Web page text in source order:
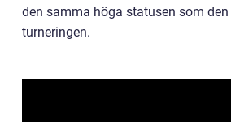
den samma höga statusen som
turneringen.